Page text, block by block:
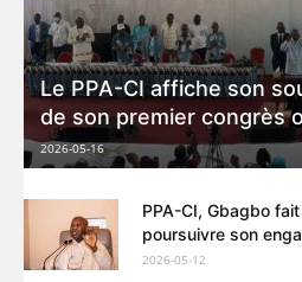
Le PPA-CI affiche son
de son premier congrès
2026-05-16
PPA-CI, Gbagbo
poursuivre son
du parti
2026-05-12